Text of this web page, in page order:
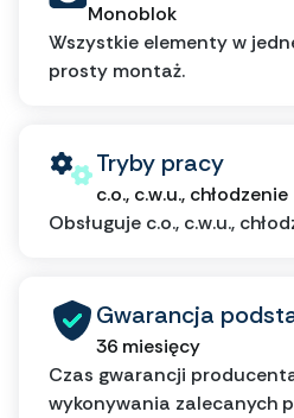
Monoblok
Wszystkie elementy w
prosty montaż.
Tryby pracy
c.o., c.w.u., chłodzenie
Obsługuje c.o., c.w.u.,
Gwarancja
36 miesięcy
Czas gwarancji
wykonywania zalecanych